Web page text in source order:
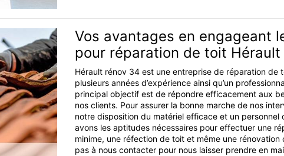
Vos avantages en engageant
pour réparation de toit Hérault
Hérault rénov 34 est une entreprise de réparation de
plusieurs années d’expérience ainsi qu’un
principal objectif est de répondre efficacement aux
nos clients. Pour assurer la bonne marche de nos
notre disposition du matériel efficace et un personnel
avons les aptitudes nécessaires pour effectuer une
minime, une réfection de toit et même une rénovation
pas à nous contacter pour nous laisser prendre en